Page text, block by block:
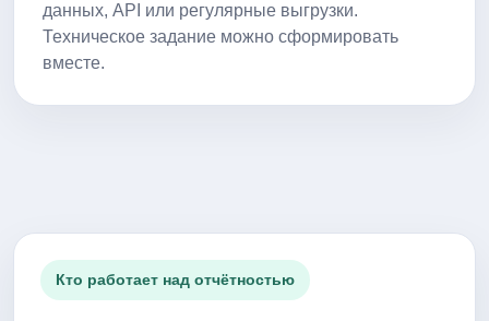
данных, API или регулярные выгрузки.
Техническое задание можно сформировать
вместе.
Кто работает над отчётностью